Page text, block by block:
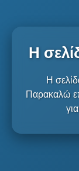
Η
Η
Παρακαλώ